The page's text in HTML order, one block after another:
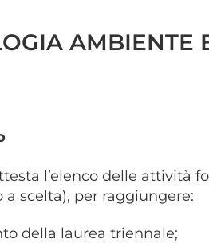
AMBIENTE
l’elenco delle attività
scelta), per raggiungere:
della laurea triennale;